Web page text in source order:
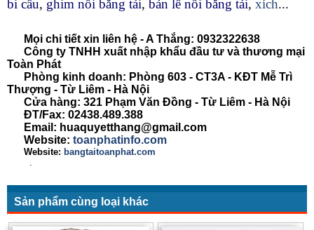
bi cầu, ghim nối băng tải, bản lề nối băng tải, xích...
Mọi chi tiết xin liên hệ - A Thắng: 0932322638
Công ty TNHH xuất nhập khẩu đầu tư và thương mại
Toàn Phát
Phòng kinh doanh: Phòng 603 - CT3A - KĐT Mễ Trì
Thượng - Từ Liêm - Hà Nội
Cửa hàng: 321 Phạm Văn Đồng - Từ Liêm - Hà Nội
ĐT/Fax: 02438.489.388
Email: huaquyetthang@gmail.com
Website: toanphatinfo.com
Website: bangtaitoanphat.com
.
Sản phẩm cùng loại khác